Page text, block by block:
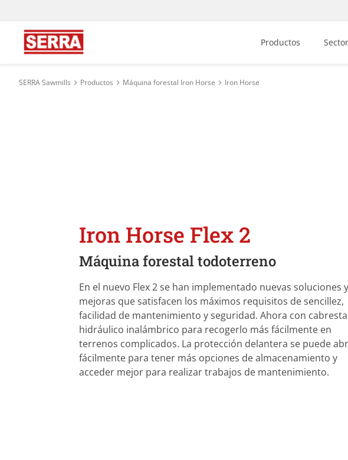
Productos
SERRA Sawmills Productos Máquina forestal Iron Horse Iron Horse
Iron Horse Flex 2
Máquina forestal todoterreno
En el nuevo Flex 2 se han implementado nuevas soluciones y
mejoras que satisfacen los máximos requisitos de sencillez,
facilidad de mantenimiento y seguridad. Ahora con
hidráulico inalámbrico para recogerlo más fácilmente en
terrenos complicados. La protección delantera se puede
fácilmente para tener más opciones de almacenamiento y
acceder mejor para realizar trabajos de mantenimiento.